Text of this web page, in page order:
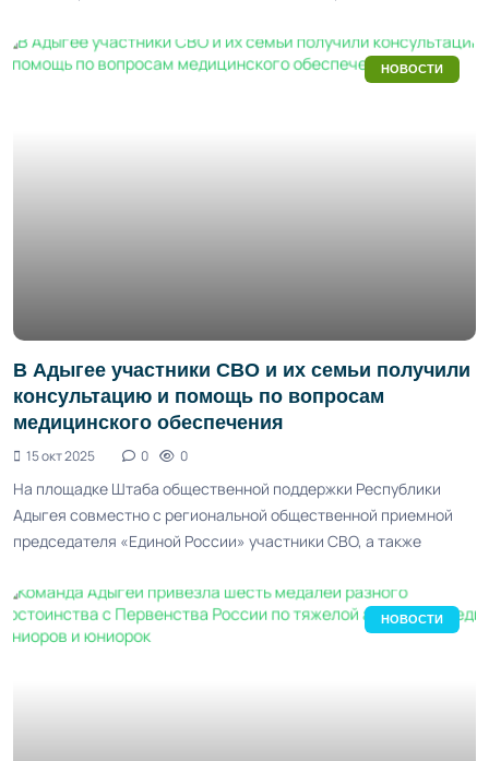
НОВОСТИ
В Адыгее участники СВО и их семьи получили
консультацию и помощь по вопросам
медицинского обеспечения
15 окт 2025 0 0
На площадке Штаба общественной поддержки Республики
Адыгея совместно с региональной общественной приемной
председателя «Единой России» участники СВО, а также
НОВОСТИ